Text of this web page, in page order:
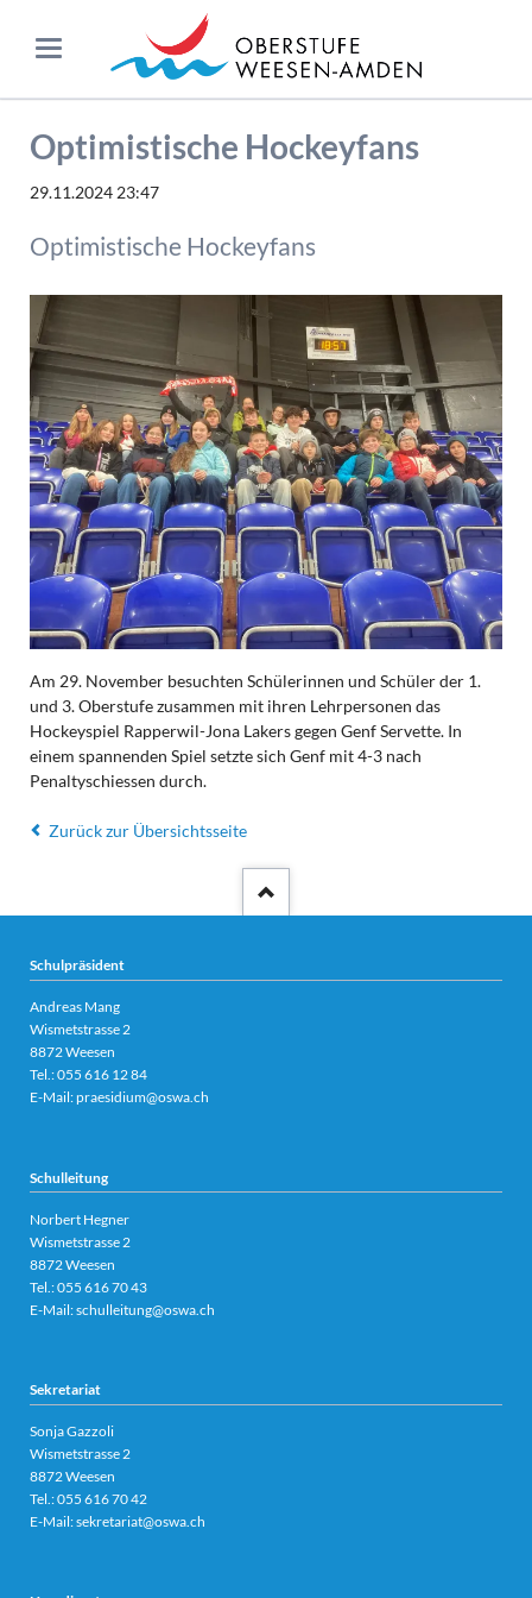
Optimistische Hockeyfans
29.11.2024 23:47
Optimistische Hockeyfans
Am 29. November besuchten Schülerinnen und Schüler der 1.
und 3. Oberstufe zusammen mit ihren Lehrpersonen das
Hockeyspiel Rapperwil-Jona Lakers gegen Genf Servette. In
einem spannenden Spiel setzte sich Genf mit 4-3 nach
Penaltyschiessen durch.
Zurück zur Übersichtsseite
Schulpräsident
Andreas Mang
Wismetstrasse 2
8872 Weesen
Tel.:055 616 12 84
E-Mail:praesidium@oswa.ch
Schulleitung
Norbert Hegner
Wismetstrasse 2
8872 Weesen
Tel.:055 616 70 43
E-Mail:schulleitung@oswa.ch
Sekretariat
Sonja Gazzoli
Wismetstrasse 2
8872 Weesen
Tel.:055 616 70 42
E-Mail:sekretariat@oswa.ch